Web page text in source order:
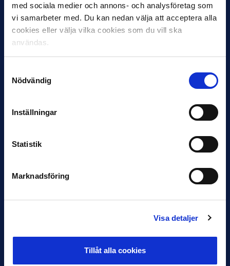
med sociala medier och annons- och analysföretag som
vi samarbeter med. Du kan nedan välja att acceptera alla
cookies eller välja vilka cookies som du vill ska
användas.
Nödvändig
Inställningar
Statistik
Marknadsföring
Visa detaljer
Tillåt alla cookies
Favorit i repris för Sirius i maj
Samma vinnare som i…
och Superettan
Elfenbenskusten…